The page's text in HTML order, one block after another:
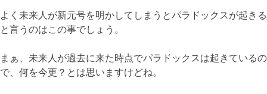
よく未来人が新元号を明かしてしまうとパラドックスが起きる
と言うのはこの事でしょう。
まぁ、未来人が過去に来た時点でパラドックスは起きているの
で、何を今更？とは思いますけどね。